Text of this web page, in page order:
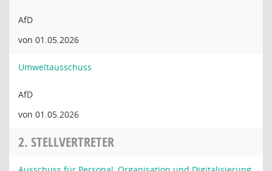
AfD
von 01.05.2026
Umweltausschuss
AfD
von 01.05.2026
2. STELLVERTRETER